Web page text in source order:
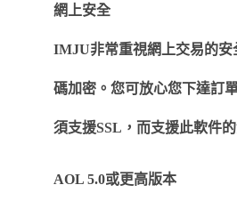
網上安全
IMJU非常重視網上交易的
碼加密。您可放心您下達訂
須支援SSL ，而支援此軟件
AOL 5.0或更高版本